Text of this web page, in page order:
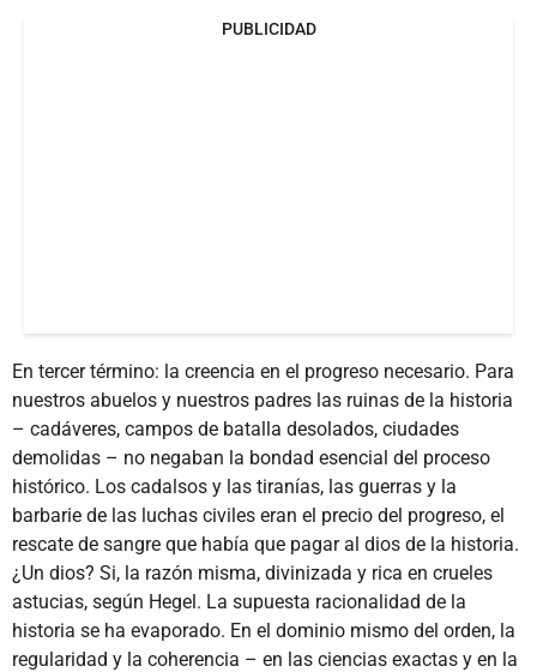
PUBLICIDAD
En tercer término: la creencia en el progreso necesario. Para
nuestros abuelos y nuestros padres las ruinas de la historia
– cadáveres, campos de batalla desolados, ciudades
demolidas – no negaban la bondad esencial del proceso
histórico. Los cadalsos y las tiranías, las guerras y la
barbarie de las luchas civiles eran el precio del progreso, el
rescate de sangre que había que pagar al dios de la historia.
¿Un dios? Si, la razón misma, divinizada y rica en crueles
astucias, según Hegel. La supuesta racionalidad de la
historia se ha evaporado. En el dominio mismo del orden, la
regularidad y la coherencia – en las ciencias exactas y en la